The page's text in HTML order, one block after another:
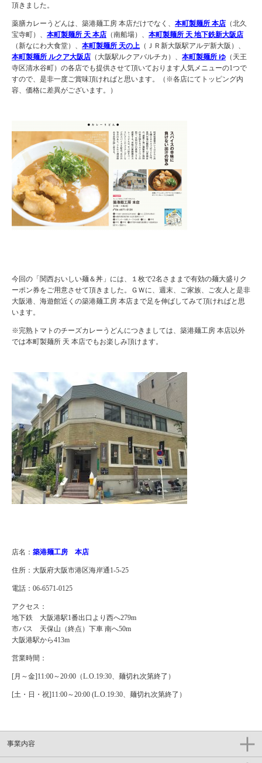
頂きました。
薬膳カレーうどんは、築港麺工房 本店だけでなく、 本町製麺所 本店 （北久
宝寺町）、 本町製麺所 天 本店 （南船場）、 本町製麺所 天 地下鉄新大阪店
（新なにわ大食堂）、 本町製麺所 天の上 （ＪＲ新大阪駅アルデ新大阪）、
本町製麺所 ルクア大阪店 （大阪駅ルクアバルチカ）、 本町製麺所 ゆ （天王
寺区清水谷町）の各店でも提供させて頂いております人気メニューの1つで
すので、是非一度ご賞味頂ければと思います。（※各店にてトッピング内
容、価格に差異がございます。）
今回の「関西おいしい麺＆丼」には、１枚で2名さままで有効の麺大盛りク
ーポン券をご用意させて頂きました。ＧＷに、週末、ご家族、ご友人と是非
大阪港、海遊館近くの築港麺工房 本店まで足を伸ばしてみて頂ければと思
います。
※完熟トマトのチーズカレーうどんにつきましては、築港麺工房 本店以外
では本町製麺所 天 本店でもお楽しみ頂けます。
店名： 築港麺工房 本店
住所：大阪府大阪市港区海岸通1-5-25
電話：06-6571-0125
アクセス：
地下鉄 大阪港駅1番出口より西へ279m
市バス 天保山（終点）下車 南へ50m
大阪港駅から413m
営業時間：
[月～金]11:00～20:00（L.O.19:30、麺切れ次第終了）
[土・日・祝]11:00～20:00 (L.O.19:30、麺切れ次第終了）
事業内容